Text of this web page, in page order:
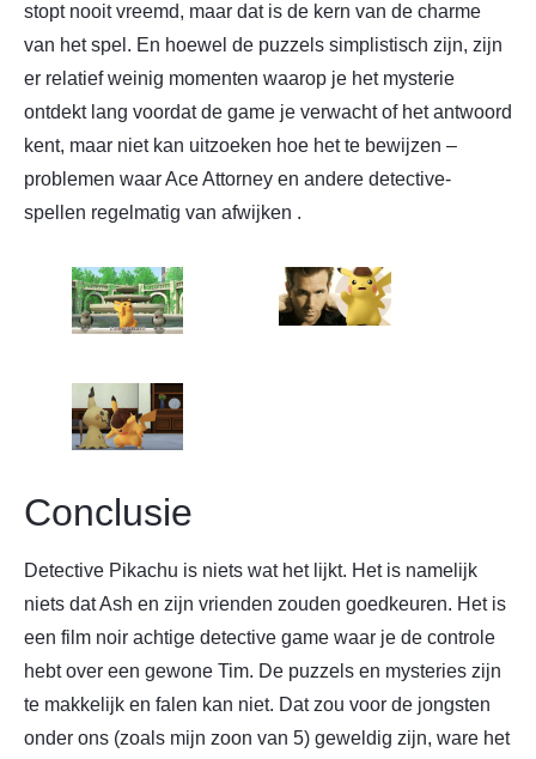
stopt nooit vreemd, maar dat is de kern van de charme
van het spel. En hoewel de puzzels simplistisch zijn, zijn
er relatief weinig momenten waarop je het mysterie
ontdekt lang voordat de game je verwacht of het antwoord
kent, maar niet kan uitzoeken hoe het te bewijzen –
problemen waar Ace Attorney en andere detective-
spellen regelmatig van afwijken .
Conclusie
Detective Pikachu is niets wat het lijkt. Het is namelijk
niets dat Ash en zijn vrienden zouden goedkeuren. Het is
een film noir achtige detective game waar je de controle
hebt over een gewone Tim. De puzzels en mysteries zijn
te makkelijk en falen kan niet. Dat zou voor de jongsten
onder ons (zoals mijn zoon van 5) geweldig zijn, ware het